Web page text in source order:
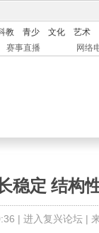
教 青少 文化
艺术
赛事直播 网络
稳定 结构
| 进入复兴论坛|